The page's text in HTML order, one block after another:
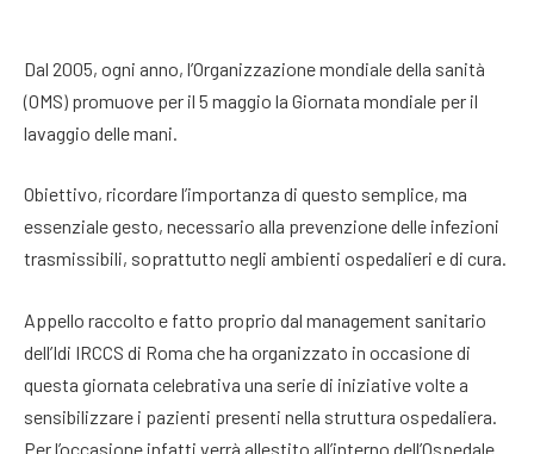
Dal 2005, ogni anno, l’Organizzazione mondiale della sanità
(OMS) promuove per il 5 maggio la Giornata mondiale per il
lavaggio delle mani.
Obiettivo, ricordare l’importanza di questo semplice, ma
essenziale gesto, necessario alla prevenzione delle infezioni
trasmissibili, soprattutto negli ambienti ospedalieri e di cura.
Appello raccolto e fatto proprio dal management sanitario
dell’Idi IRCCS di Roma che ha organizzato in occasione di
questa giornata celebrativa una serie di iniziative volte a
sensibilizzare i pazienti presenti nella struttura ospedaliera.
Per l’occasione infatti verrà allestito all’interno dell’Ospedale